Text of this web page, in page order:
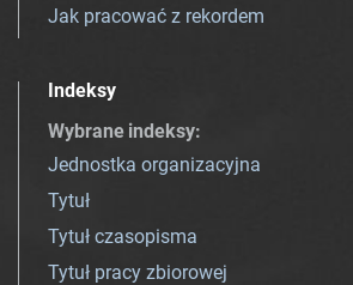
Jak pracować z rekordem
Indeksy
Wybrane indeksy:
Jednostka organizacyjna
Tytuł
Tytuł czasopisma
Tytuł pracy zbiorowej